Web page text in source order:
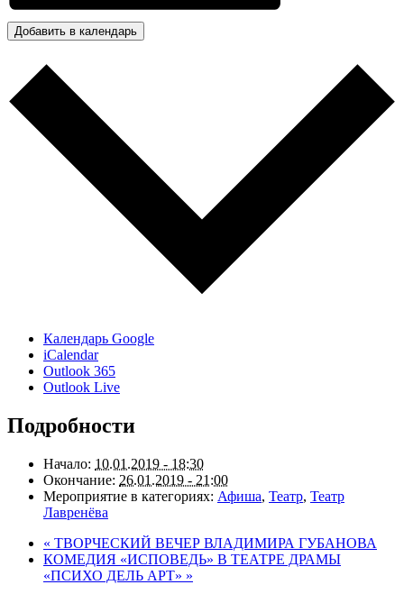
Добавить в календарь
Календарь Google
iCalendar
Outlook 365
Outlook Live
Подробности
Начало: 10.01.2019 - 18:30
Окончание: 26.01.2019 - 21:00
Мероприятие в категориях: Афиша, Театр, Театр
Лавренёва
« ТВОРЧЕСКИЙ ВЕЧЕР ВЛАДИМИРА ГУБАНОВА
КОМЕДИЯ «ИСПОВЕДЬ» В ТЕАТРЕ ДРАМЫ
«ПСИХО ДЕЛЬ АРТ» »